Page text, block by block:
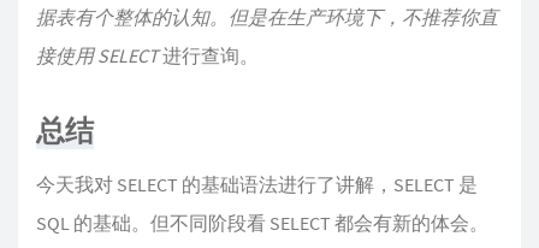
据表有个整体的认知。但是在生产环境下，不推荐你直
接使用 SELECT进行查询。
总结
今天我对 SELECT 的基础语法进行了讲解，SELECT 是
SQL 的基础。但不同阶段看 SELECT 都会有新的体会。